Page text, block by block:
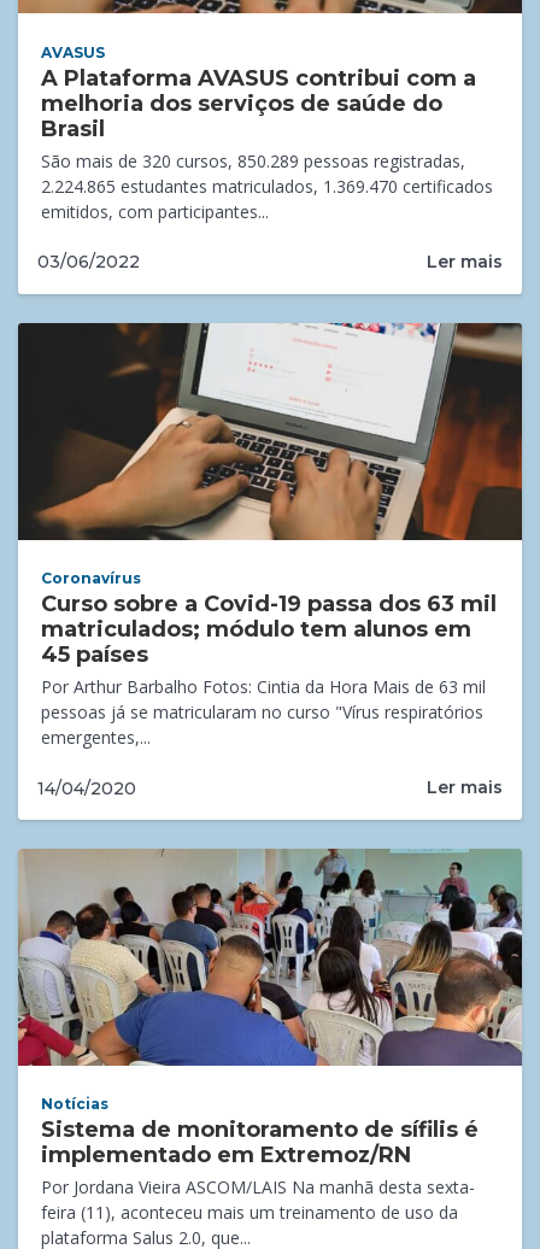
AVASUS
A Plataforma AVASUS contribui com a
melhoria dos serviços de saúde do
Brasil
São mais de 320 cursos, 850.289 pessoas registradas,
2.224.865 estudantes matriculados, 1.369.470 certificados
emitidos, com participantes...
03/06/2022 Ler mais
Coronavírus
Curso sobre a Covid-19 passa dos 63 mil
matriculados; módulo tem alunos em
45 países
Por Arthur Barbalho Fotos: Cintia da Hora Mais de 63 mil
pessoas já se matricularam no curso "Vírus respiratórios
emergentes,...
14/04/2020 Ler mais
Notícias
Sistema de monitoramento de sífilis é
implementado em Extremoz/RN
Por Jordana Vieira ASCOM/LAIS Na manhã desta sexta-
feira (11), aconteceu mais um treinamento de uso da
plataforma Salus 2.0, que...